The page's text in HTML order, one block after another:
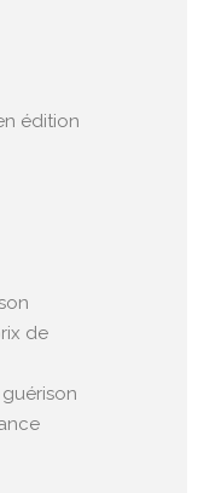
édition
de
guérison